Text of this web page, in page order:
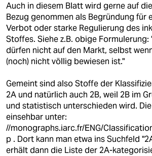
Auch in diesem Blatt wird gerne auf
Bezug genommen als Begründung für
Verbot oder starke Regulierung des
Stoffes. Siehe z.B. obige
dürfen nicht auf den Markt, selbst
(noch) nicht völlig bewiesen ist."
Gemeint sind also Stoffe der
2A und natürlich auch 2B, weil 2B im
und statistisch unterschieden wird.
einsehbar unter:
//monographs.iarc.fr/ENG/
p . Dort kann man etwa ins Suchfeld
erhält dann die Liste der 2A-